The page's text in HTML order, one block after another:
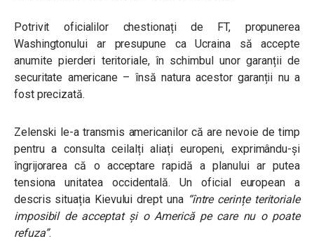
Potrivit oficialilor chestionați de FT, propunerea
Washingtonului ar presupune ca Ucraina să accepte
anumite pierderi teritoriale, în schimbul unor garanții de
securitate americane – însă natura acestor garanții nu a
fost precizată.
Zelenski le-a transmis americanilor că are nevoie de timp
pentru a consulta ceilalți aliați europeni, exprimându-și
îngrijorarea că o acceptare rapidă a planului ar putea
tensiona unitatea occidentală. Un oficial european a
descris situația Kievului drept una “între cerințe teritoriale
imposibil de acceptat și o Americă pe care nu o poate
refuza”.